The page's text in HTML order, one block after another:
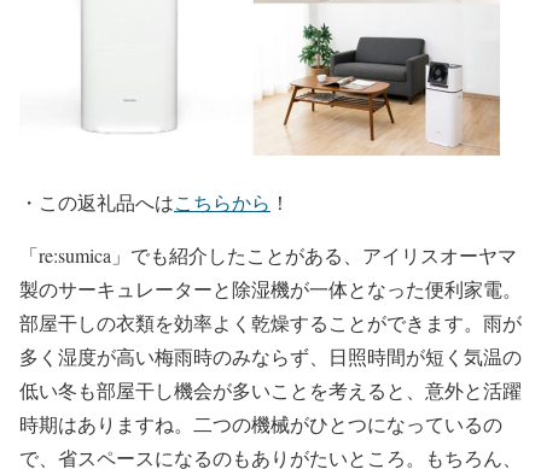
・ この返礼品へはこちらから ！
「re:sumica」でも紹介したことがある、アイリスオーヤマ
製のサーキュレーターと除湿機が一体となった便利家電。
部屋干しの衣類を効率よく乾燥することができます。雨が
多く湿度が高い梅雨時のみならず、日照時間が短く気温の
低い冬も部屋干し機会が多いことを考えると、意外と活躍
時期はありますね。二つの機械がひとつになっているの
で、省スペースになるのもありがたいところ。もちろん、